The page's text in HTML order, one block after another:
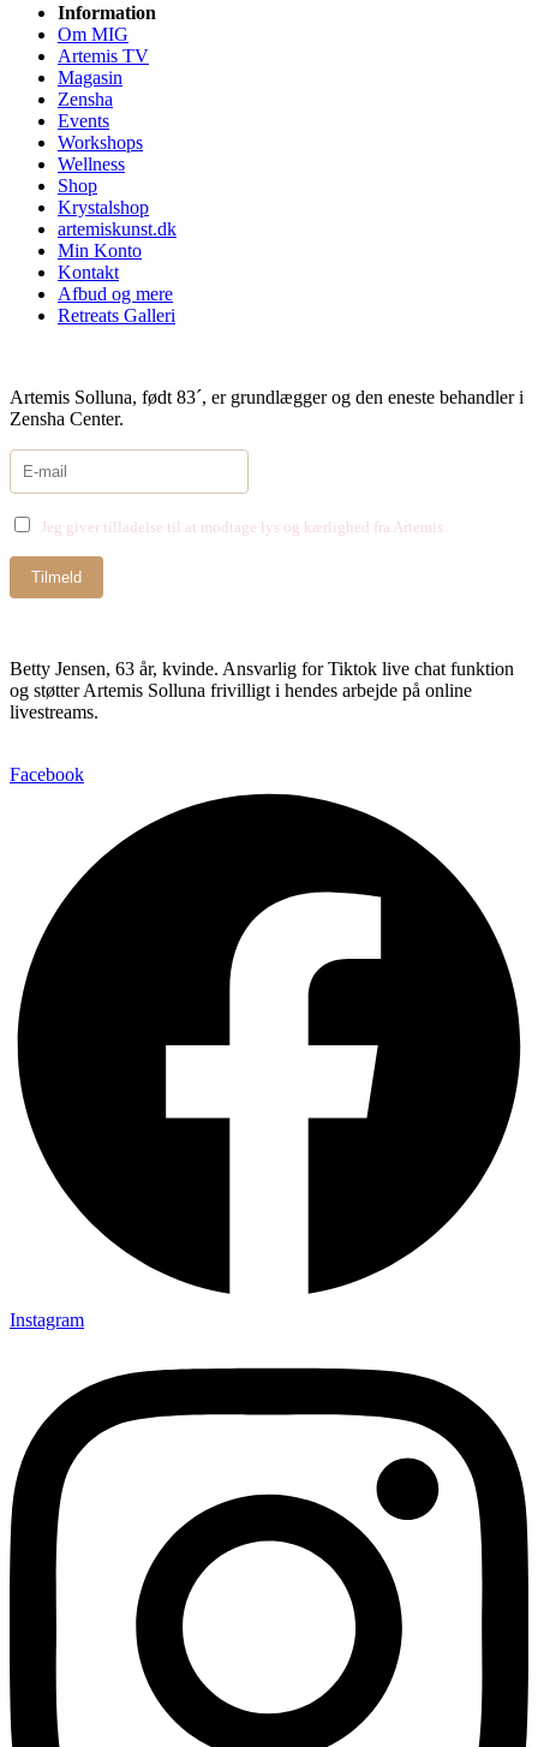
Information
Om MIG
Artemis TV
Magasin
Zensha
Events
Workshops
Wellness
Shop
Krystalshop
artemiskunst.dk
Min Konto
Kontakt
Afbud og mere
Retreats Galleri
Artemis Solluna, født 83´, er grundlægger og den eneste behandler i
Zensha Center.
Jeg giver tilladelse til at modtage lys og kærlighed fra Artemis.
Betty Jensen, 63 år, kvinde. Ansvarlig for Tiktok live chat funktion
og støtter Artemis Solluna frivilligt i hendes arbejde på online
livestreams.
Facebook
Instagram